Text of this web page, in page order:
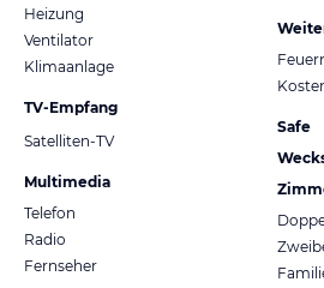
Heizung
Ventilator
Klimaanlage
TV-Empfang
Satelliten-TV
Multimedia
Telefon
Radio
Fernseher
Safe